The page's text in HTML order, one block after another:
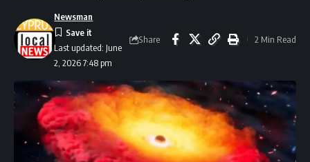
Last updated: June
2, 2026 7:48 pm
Newsman
Share 2 Min Read